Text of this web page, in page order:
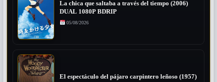
La chica que saltaba a través del tiempo (2006)
DUAL 1080P BDRIP
05/08/2026
El espectáculo del pájaro carpintero leñoso (1957)